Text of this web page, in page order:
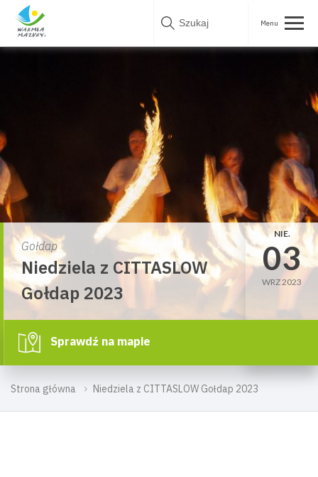
Skip
Strona główna Niedziela z CITTASLOW Gołdap 2023
Gołdap
Niedziela z CITTASLOW
Gołdap 2023
NIE.
03
WRZ 2023
Sprawdź na mapie